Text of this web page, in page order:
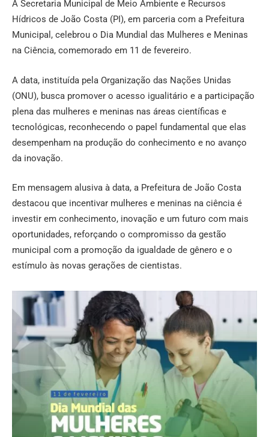
A Secretaria Municipal de Meio Ambiente e Recursos
Hídricos de João Costa (PI), em parceria com a Prefeitura
Municipal, celebrou o Dia Mundial das Mulheres e Meninas
na Ciência, comemorado em 11 de fevereiro.
A data, instituída pela Organização das Nações Unidas
(ONU), busca promover o acesso igualitário e a participação
plena das mulheres e meninas nas áreas científicas e
tecnológicas, reconhecendo o papel fundamental que elas
desempenham na produção do conhecimento e no avanço
da inovação.
Em mensagem alusiva à data, a Prefeitura de João Costa
destacou que incentivar mulheres e meninas na ciência é
investir em conhecimento, inovação e um futuro com mais
oportunidades, reforçando o compromisso da gestão
municipal com a promoção da igualdade de gênero e o
estímulo às novas gerações de cientistas.